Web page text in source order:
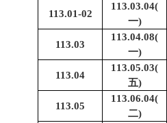
113.01-02
113.03.04(
一)
113.03
113.04.08(
一)
113.04
113.05.03(
五)
113.05
113.06.04(
二)